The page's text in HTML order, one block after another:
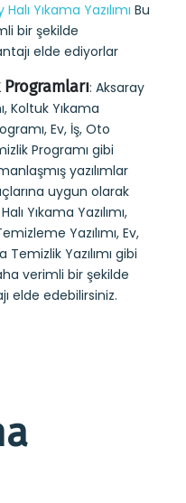
Yıkama Yazılımı Bu
bir şekilde
elde ediyorlar
: Aksaray
Koltuk Yıkama
Ev, İş, Oto
Programı gibi
yazılımlar
uygun olarak
Yıkama Yazılımı,
Yazılımı, Ev,
Temizlik Yazılımı gibi
verimli bir şekilde
elde edebilirsiniz.